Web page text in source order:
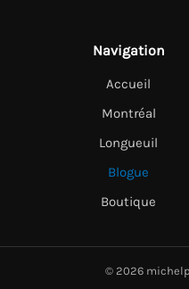
Navigation
Accueil
Montréal
Longueuil
Blogue
Boutique
© 2026